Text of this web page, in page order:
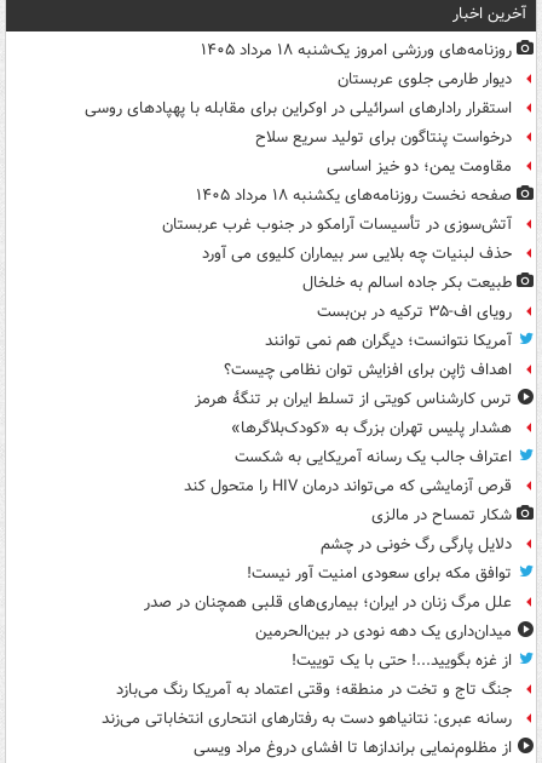
آخرین اخبار
روزنامه‌های ورزشی امروز یک‌شنبه ۱۸ مرداد ۱۴۰۵
دیوار طارمی جلوی عربستان
استقرار رادارهای اسرائیلی در اوکراین برای مقابله با پهپادهای روسی
درخواست پنتاگون برای تولید سریع سلاح
مقاومت یمن؛ دو خیز اساسی
صفحه نخست روزنامه‌های یکشنبه ۱۸ مرداد ۱۴۰۵
آتش‌سوزی در تأسیسات آرامکو در جنوب غرب عربستان
حذف لبنیات چه بلایی سر بیماران کلیوی می آورد
طبیعت بکر جاده اسالم به خلخال
رویای اف-۳۵ ترکیه در بن‌بست
آمریکا نتوانست؛ دیگران هم نمی توانند
اهداف ژاپن برای افزایش توان نظامی چیست؟
ترس کارشناس کویتی از تسلط ایران بر تنگۀ هرمز
هشدار پلیس تهران بزرگ به «کودک‌بلاگرها»
اعتراف جالب یک رسانه آمریکایی به شکست
قرص آزمایشی که می‌تواند درمان HIV را متحول کند
شکار تمساح در مالزی
دلایل پارگی رگ خونی در چشم
توافق مکه برای سعودی امنیت آور نیست!
علل مرگ زنان در ایران؛ بیماری‌های قلبی همچنان در صدر
میدان‌داری یک دهه نودی در بین‌الحرمین
از غزه بگویید...! حتی با یک توییت!
جنگ تاج و تخت در منطقه؛ وقتی اعتماد به آمریکا رنگ می‌بازد
رسانه عبری: نتانیاهو دست به رفتارهای انتحاری انتخاباتی می‌زند
از مظلوم‌نمایی براندازها تا افشای دروغ مراد ویسی